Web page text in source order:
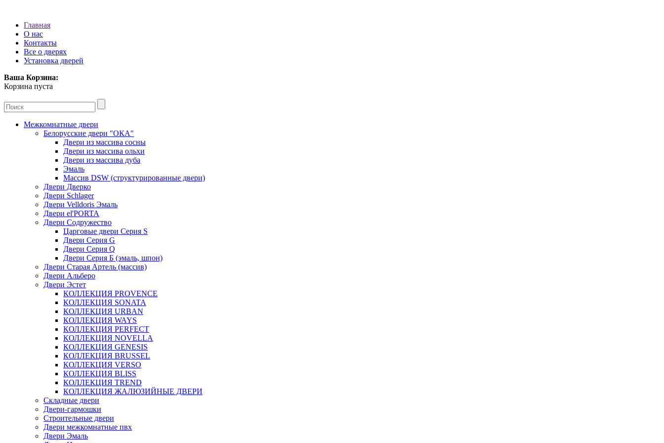
Главная
О нас
Контакты
Все о дверях
Установка дверей
Ваша Корзина:
Корзина пуста
Межкомнатные двери
Белорусские двери "ОКА"
Двери из массива сосны
Двери из массива ольхи
Двери из массива дуба
Эмаль
Массив DSW (cтруктурированные двери)
Двери Дверко
Двери Schlager
Двери Velldoris Эмаль
Двери el'PORTA
Двери Содружество
Царговые двери Cерия S
Двери Серия G
Двери Серия Q
Двери Серия Б (эмаль, шпон)
Двери Старая Артель (массив)
Двери Альберо
Двери Эстет
КОЛЛЕКЦИЯ PROVENCE
КОЛЛЕКЦИЯ SONATA
КОЛЛЕКЦИЯ URBAN
КОЛЛЕКЦИЯ WAYS
КОЛЛЕКЦИЯ PERFECT
КОЛЛЕКЦИЯ NOVELLA
КОЛЛЕКЦИЯ GENESIS
КОЛЛЕКЦИЯ BRUSSEL
КОЛЛЕКЦИЯ VERSO
КОЛЛЕКЦИЯ BLISS
КОЛЛЕКЦИЯ TREND
КОЛЛЕКЦИЯ ЖАЛЮЗИЙНЫЕ ДВЕРИ
Складные двери
Двери-гармошки
Строительные двери
Двери межкомнатные пвх
Двери Эмаль